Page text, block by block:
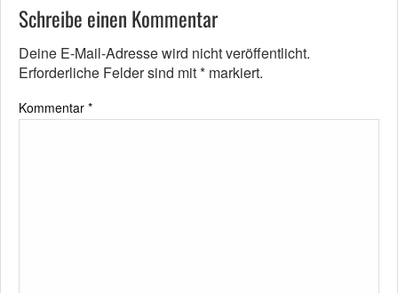
Schreibe einen Kommentar
Deine E-Mail-Adresse wird nicht veröffentlicht.
Erforderliche Felder sind mit* markiert.
Kommentar *